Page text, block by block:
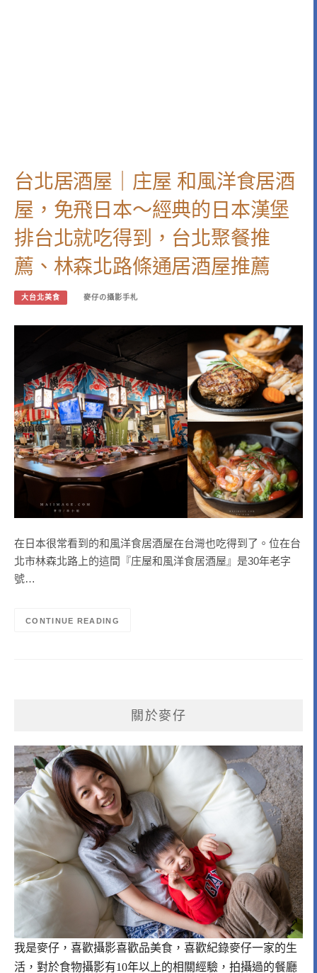
台北居酒屋｜庄屋 和風洋食居酒
屋，免飛日本～經典的日本漢堡
排台北就吃得到，台北聚餐推
薦、林森北路條通居酒屋推薦
大台北美食 麥仔の攝影手札
在日本很常看到的和風洋食居酒屋在台灣也吃得到了。位在台
北市林森北路上的這間『庄屋和風洋食居酒屋』是30年老字
號…
CONTINUE READING
關於麥仔
我是麥仔，喜歡攝影喜歡品美食，喜歡紀錄麥仔一家的生
活，對於食物攝影有10年以上的相關經驗，拍攝過的餐廳